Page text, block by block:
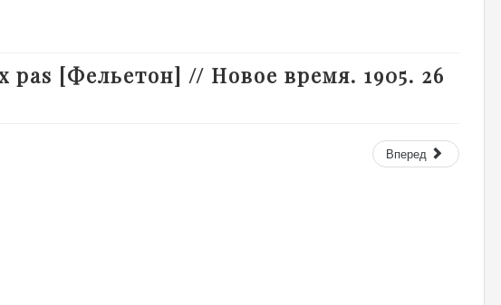
[Фельетон] // Новое время. 1905. 26
Вперед